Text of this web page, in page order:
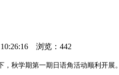
浏览： 442
秋学期第一期日语角活动顺利开展。